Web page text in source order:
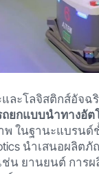
ละโลจิสติกส์อัจ
ถยกแบบนำทางอัต
พ ในฐานะแบร
นำเสนอผลิ
น ยานยนต์ การ